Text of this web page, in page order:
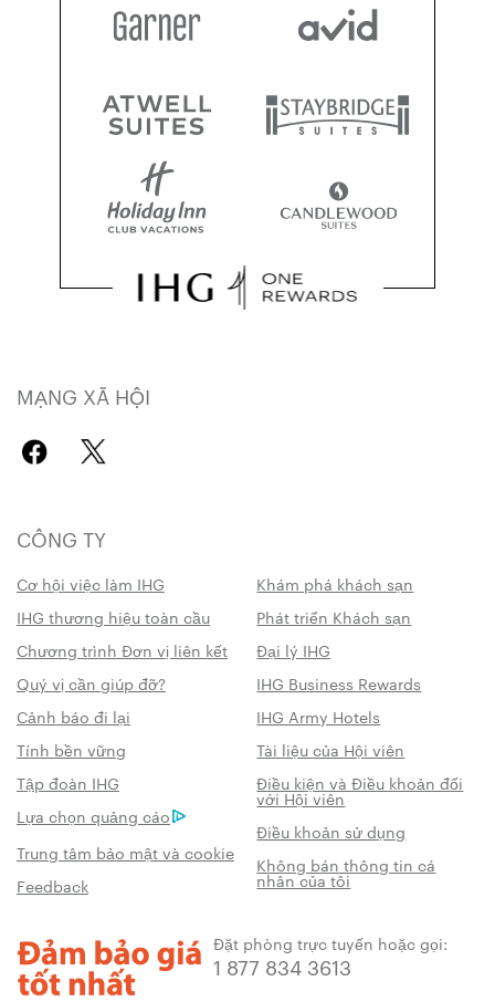
MẠNG XÃ HỘI
CÔNG TY
Cơ hội việc làm IHG
Khám phá khách sạn
IHG thương hiệu toàn cầu
Phát triển Khách sạn
Chương trình Đơn vị liên kết
Đại lý IHG
Quý vị cần giúp đỡ?
IHG Business Rewards
Cảnh báo đi lại
IHG Army Hotels
Tính bền vững
Tài liệu của Hội viên
Tập đoàn IHG
Điều kiện và Điều khoản đối
với Hội viên
Lựa chọn quảng cáo
Điều khoản sử dụng
Trung tâm bảo mật và cookie
Không bán thông tin cá
nhân của tôi
Feedback
Đặt phòng trực tuyến hoặc gọi:
1 877 834 3613